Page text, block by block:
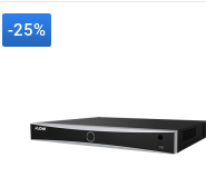
-25%